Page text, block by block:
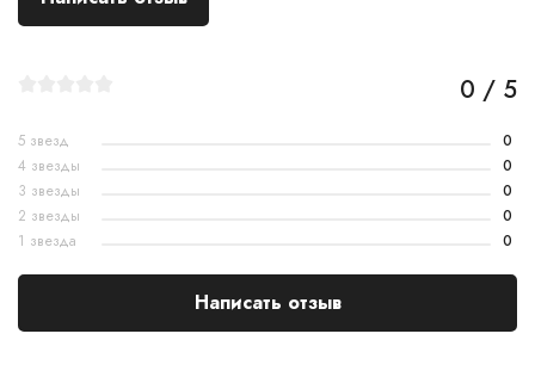
0 / 5
5 звезд
0
4 звезды
0
3 звезды
0
2 звезды
0
1 звезда
0
Написать отзыв